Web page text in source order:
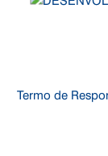
Termo de